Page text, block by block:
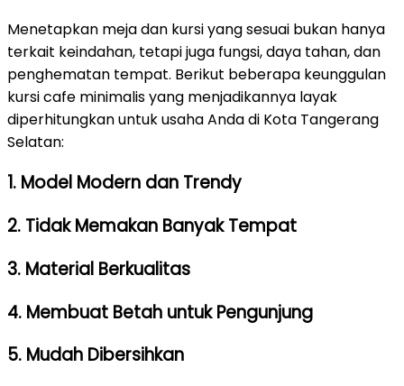
Menetapkan meja dan kursi yang sesuai bukan hanya
terkait keindahan, tetapi juga fungsi, daya tahan, dan
penghematan tempat. Berikut beberapa keunggulan
kursi cafe minimalis yang menjadikannya layak
diperhitungkan untuk usaha Anda di Kota Tangerang
Selatan:
1. Model Modern dan Trendy
2. Tidak Memakan Banyak Tempat
3. Material Berkualitas
4. Membuat Betah untuk Pengunjung
5. Mudah Dibersihkan